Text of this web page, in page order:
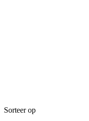
Sorteer op